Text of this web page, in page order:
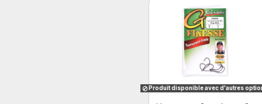
Produit disponible avec d'autres